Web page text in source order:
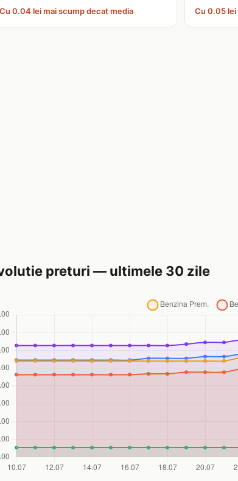
Cu 0.04 lei mai scump decat media Cu 0.05
preturi — ultimele 30 zile